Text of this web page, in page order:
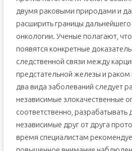
двумя раковыми природами и
расширить границы дальнейшего
онкологии. Ученые полагают,
появятся конкретные
следственной связи между
предстательной железы и раком
два вида заболеваний следует
независимые злокачественные
соответственно, разрабатывать
независимые друг от друга
время специалистам